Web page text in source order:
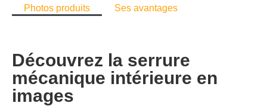
Photos produits Ses avantages
Découvrez la serrure
mécanique intérieure en
images